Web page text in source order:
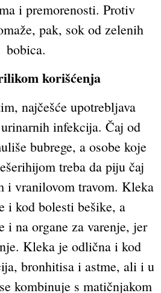
i premorenosti. Protiv
pak, sok od zelenih
bobica.
korišćenja
najčešće upotrebljava
infekcija. Čaj od
bubrege, a osobe koje
treba da piju čaj
i vranilovom travom. Kleka
i kod bolesti bešike, a
i na organe za varenje, jer
Kleka je odlična i kod
bronhitisa i astme, ali i u
kombinuje s matičnjakom